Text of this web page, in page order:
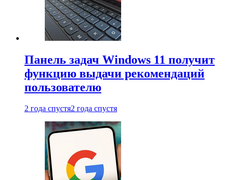
Панель задач Windows 11 получит
функцию выдачи рекомендаций
пользователю
2 года спустя2 года спустя